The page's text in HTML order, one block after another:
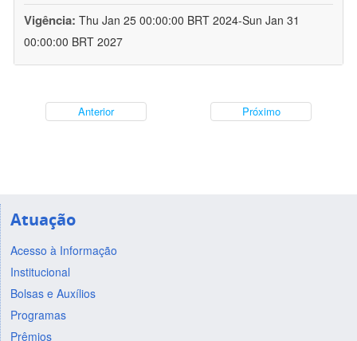
Vigência: Thu Jan 25 00:00:00 BRT 2024-Sun Jan 31
00:00:00 BRT 2027
Anterior Próximo
Atuação
Acesso à Informação
Institucional
Bolsas e Auxílios
Programas
Prêmios